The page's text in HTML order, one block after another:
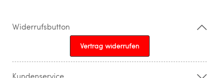
Widerrufsbutton
Vertrag widerrufen
Kundenservice